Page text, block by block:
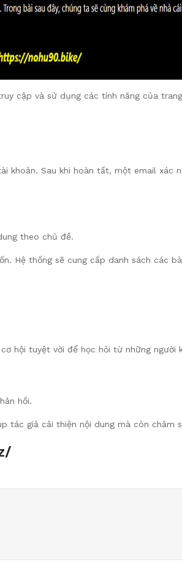
cập và sử dụng các tính năng của
Sau khi hoàn tất, một email xác
theo chủ đề.
Hệ thống sẽ cung cấp danh sách các
tuyệt vời để học hỏi từ những người
hồi.
tác giả cải thiện nội dung mà còn